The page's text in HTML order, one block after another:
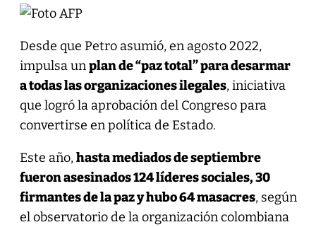
Desde que Petro asumió, en agosto 2022,
impulsa unplan de “paz total” para desarmar
a todas las organizaciones ilegales, iniciativa
que logró la aprobación del Congreso para
convertirse en política de Estado.
Este año,hasta mediados de septiembre
fueron asesinados 124 líderes sociales, 30
firmantes de la paz y hubo 64 masacres, según
el observatorio de la organización colombiana